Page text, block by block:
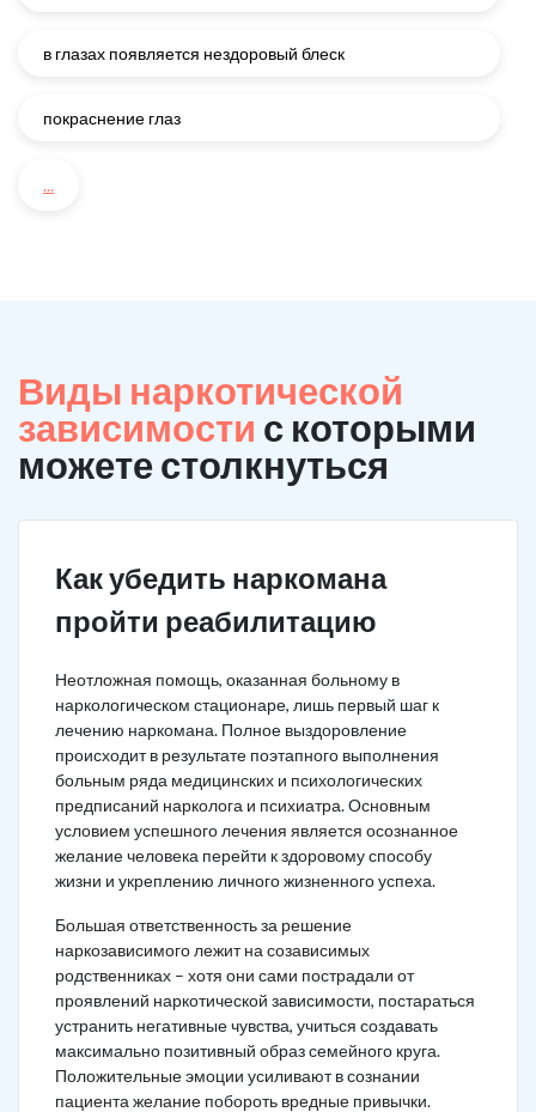
в глазах появляется нездоровый блеск
покраснение глаз
...
Виды наркотической
зависимости с которыми
можете столкнуться
Как убедить наркомана
пройти реабилитацию
Неотложная помощь, оказанная больному в
наркологическом стационаре, лишь первый шаг к
лечению наркомана. Полное выздоровление
происходит в результате поэтапного выполнения
больным ряда медицинских и психологических
предписаний нарколога и психиатра. Основным
условием успешного лечения является осознанное
желание человека перейти к здоровому способу
жизни и укреплению личного жизненного успеха.
Большая ответственность за решение
наркозависимого лежит на созависимых
родственниках – хотя они сами пострадали от
проявлений наркотической зависимости, постараться
устранить негативные чувства, учиться создавать
максимально позитивный образ семейного круга.
Положительные эмоции усиливают в сознании
пациента желание побороть вредные привычки.